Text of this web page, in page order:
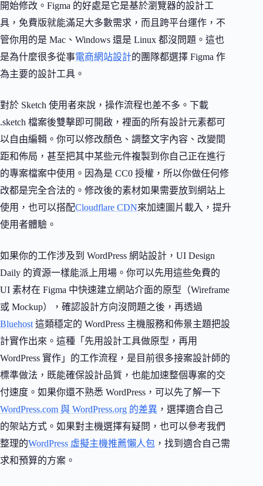
開始修改。Figma 的好處是它是基於瀏覽器的設計工
具，免費版就能滿足大多數需求，而且跨平台運作，不
管你用的是 Mac、Windows 還是 Linux 都沒問題。這也
是為什麼很多從事電商網站設計的團隊都選擇 Figma 作
為主要的設計工具。
對於 Sketch 使用者來說，操作流程也差不多。下載
.sketch 檔案後雙擊即可開啟，裡面的所有設計元素都可
以自由編輯。你可以修改顏色、調整文字內容、改變間
距和佈局，甚至把其中某些元件複製到你自己正在進行
的專案檔案中使用。因為是 CC0 授權，所以你做任何修
改都是完全合法的。修改後的素材如果需要放到網站上
使用，也可以搭配Cloudflare CDN來加速圖片載入，提升
使用者體驗。
如果你的工作涉及到 WordPress 網站設計，UI Design
Daily 的資源一樣能派上用場。你可以先用這些免費的
UI 素材在 Figma 中快速建立網站介面的原型（Wireframe
或 Mockup），確認設計方向沒問題之後，再透過
Bluehost 這類穩定的 WordPress 主機服務和佈景主題把設
計實作出來。這種「先用設計工具做原型，再用
WordPress 實作」的工作流程，是目前很多接案設計師的
標準做法，既能確保設計品質，也能加速整個專案的交
付速度。如果你還不熟悉 WordPress，可以先了解一下
WordPress.com 與 WordPress.org 的差異 ，選擇適合自己
的架站方式。如果對主機選擇有疑問，也可以參考我們
整理的WordPress 虛擬主機推薦懶人包 ，找到適合自己需
求和預算的方案。